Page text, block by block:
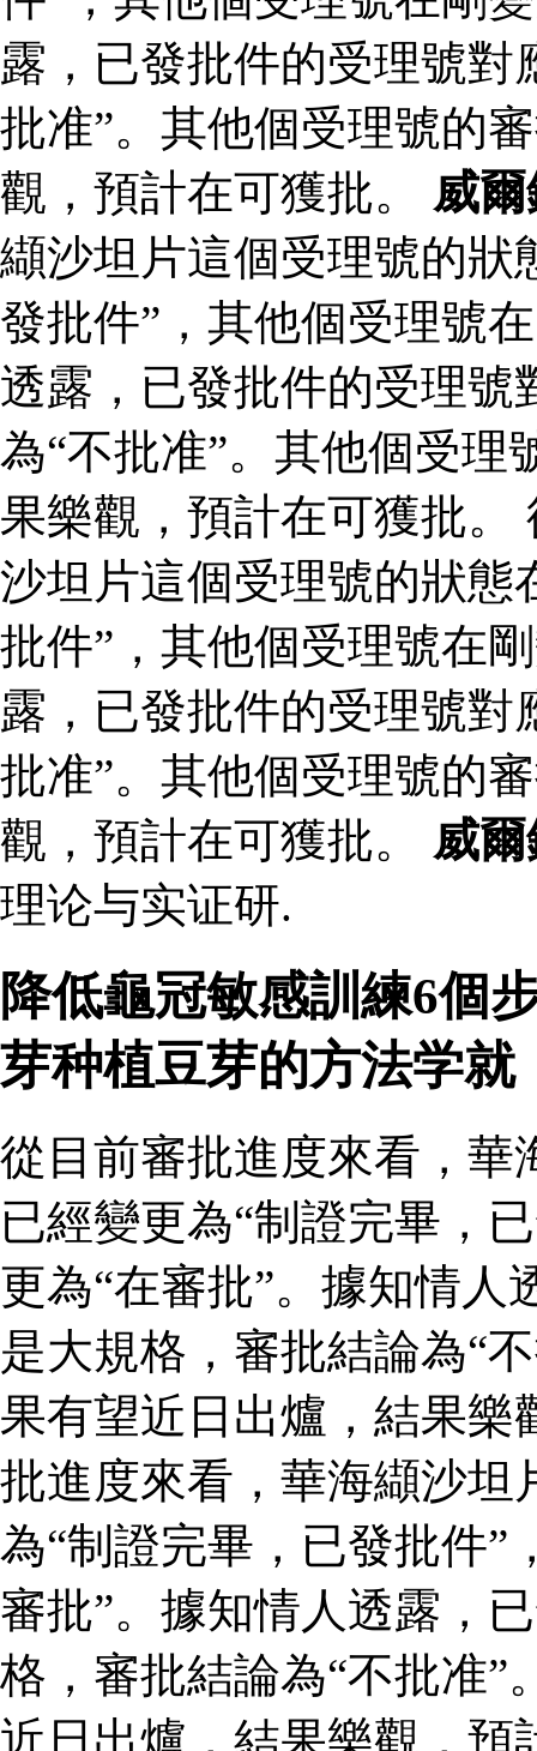
露，已發批件的受理號對
批准”。其他個受理號的
觀，預計在可獲批。 威
纈沙坦片這個受理號的狀
發批件”，其他個受理號
透露，已發批件的受理號
為“不批准”。其他個受理
果樂觀，預計在可獲批。
沙坦片這個受理號的狀態
批件”，其他個受理號在
露，已發批件的受理號對
批准”。其他個受理號的
觀，預計在可獲批。 威
理论与实证研.
降低龜冠敏感訓練6個
芽种植豆芽的方法学就
從目前審批進度來看，華
已經變更為“制證完畢，
更為“在審批”。據知情
是大規格，審批結論為“
果有望近日出爐，結果樂
批進度來看，華海纈沙坦
為“制證完畢，已發批件”
審批”。據知情人透露，
格，審批結論為“不批准”
近日出爐，結果樂觀，預